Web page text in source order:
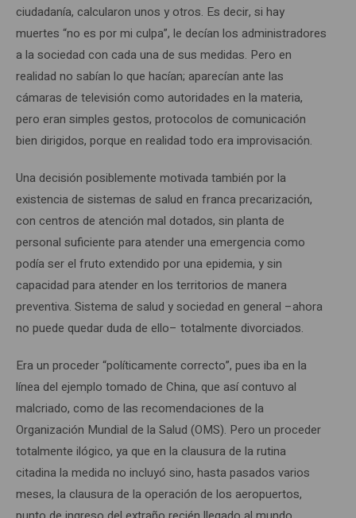
ciudadanía, calcularon unos y otros. Es decir, si hay
muertes “no es por mi culpa”, le decían los administradores
a la sociedad con cada una de sus medidas. Pero en
realidad no sabían lo que hacían; aparecían ante las
cámaras de televisión como autoridades en la materia,
pero eran simples gestos, protocolos de comunicación
bien dirigidos, porque en realidad todo era improvisación.
Una decisión posiblemente motivada también por la
existencia de sistemas de salud en franca precarización,
con centros de atención mal dotados, sin planta de
personal suficiente para atender una emergencia como
podía ser el fruto extendido por una epidemia, y sin
capacidad para atender en los territorios de manera
preventiva. Sistema de salud y sociedad en general –ahora
no puede quedar duda de ello– totalmente divorciados.
Era un proceder “políticamente correcto”, pues iba en la
línea del ejemplo tomado de China, que así contuvo al
malcriado, como de las recomendaciones de la
Organización Mundial de la Salud (OMS). Pero un proceder
totalmente ilógico, ya que en la clausura de la rutina
citadina la medida no incluyó sino, hasta pasados varios
meses, la clausura de la operación de los aeropuertos,